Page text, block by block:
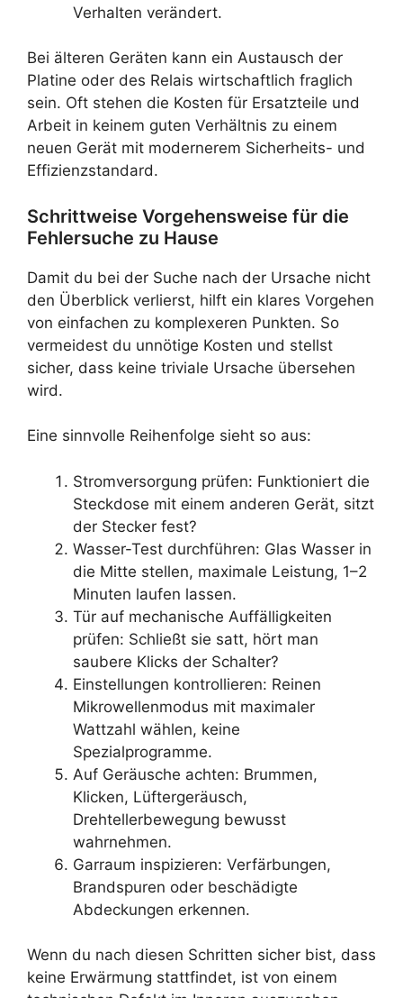
Verhalten verändert.
Bei älteren Geräten kann ein Austausch der
Platine oder des Relais wirtschaftlich fraglich
sein. Oft stehen die Kosten für Ersatzteile und
Arbeit in keinem guten Verhältnis zu einem
neuen Gerät mit modernerem Sicherheits- und
Effizienzstandard.
Schrittweise Vorgehensweise für die
Fehlersuche zu Hause
Damit du bei der Suche nach der Ursache nicht
den Überblick verlierst, hilft ein klares Vorgehen
von einfachen zu komplexeren Punkten. So
vermeidest du unnötige Kosten und stellst
sicher, dass keine triviale Ursache übersehen
wird.
Eine sinnvolle Reihenfolge sieht so aus:
Stromversorgung prüfen: Funktioniert die
Steckdose mit einem anderen Gerät, sitzt
der Stecker fest?
Wasser-Test durchführen: Glas Wasser in
die Mitte stellen, maximale Leistung, 1–2
Minuten laufen lassen.
Tür auf mechanische Auffälligkeiten
prüfen: Schließt sie satt, hört man
saubere Klicks der Schalter?
Einstellungen kontrollieren: Reinen
Mikrowellenmodus mit maximaler
Wattzahl wählen, keine
Spezialprogramme.
Auf Geräusche achten: Brummen,
Klicken, Lüftergeräusch,
Drehtellerbewegung bewusst
wahrnehmen.
Garraum inspizieren: Verfärbungen,
Brandspuren oder beschädigte
Abdeckungen erkennen.
Wenn du nach diesen Schritten sicher bist, dass
keine Erwärmung stattfindet, ist von einem